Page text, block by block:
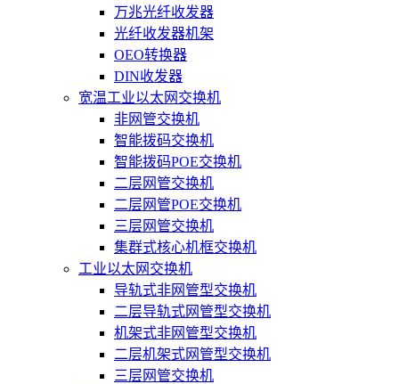
万兆光纤收发器
光纤收发器机架
OEO转换器
DIN收发器
宽温工业以太网交换机
非网管交换机
智能拨码交换机
智能拨码POE交换机
二层网管交换机
二层网管POE交换机
三层网管交换机
集群式核心机框交换机
工业以太网交换机
导轨式非网管型交换机
二层导轨式网管型交换机
机架式非网管型交换机
二层机架式网管型交换机
三层网管交换机